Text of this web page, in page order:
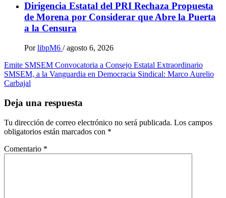
Dirigencia Estatal del PRI Rechaza Propuesta
de Morena por Considerar que Abre la Puerta
a la Censura
Por libpM6 / agosto 6, 2026
Navegación
de
Emite SMSEM Convocatoria a Consejo Estatal Extraordinario
SMSEM, a la Vanguardia en Democracia Sindical: Marco Aurelio
Carbajal
Deja una respuesta
Tu dirección de correo electrónico no será publicada. Los campos
obligatorios están marcados con *
Comentario *